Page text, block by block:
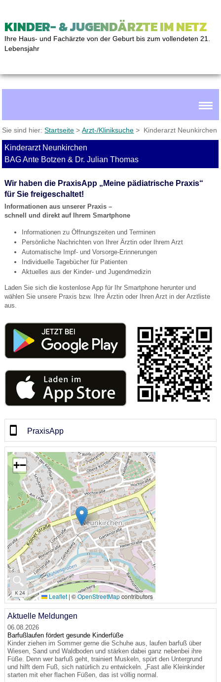
KINDER- & JUGENDÄRZTE IM NETZ
Ihre Haus- und Fachärzte von der Geburt bis zum vollendeten 21.
Lebensjahr
Sie sind hier:Startseite >Arzt-/Kliniksuche > Kinderarzt Neunkirchen
Kinderarzt Neunkirchen
BAG Ante Botzen & Dr. Julian Thomas
Wir haben die PraxisApp „Meine pädiatrische Praxis“
für Sie freigeschaltet!
Informationen aus unserer Praxis –
schnell und direkt auf Ihrem Smartphone
Informationen zu Öffnungszeiten und Terminen
Persönliche Nachrichten von Ihrer Ärztin oder Ihrem Arzt
Automatische Impf- und Vorsorge-Erinnerungen
Individuelle Tagebücher für Patienten
Aktuelles aus der Kinder- und Jugendmedizin
Laden Sie sich die kostenlose App für Ihr Smartphone herunter und
wählen Sie unsere Praxis bzw. Ihre Ärztin oder Ihren Arzt in der Arztliste
aus.
PraxisApp
🔍
+−
Leaflet |©OpenStreetMapcontributors
Aktuelle Meldungen
06.08.2026
Barfußlaufen fördert gesunde Kinderfüße
Kinder ziehen im Sommer gerne die Schuhe aus, laufen barfuß über
Wiesen, Sand und Waldboden und stärken dabei ganz nebenbei ihre
Füße. Denn wer barfuß geht, trainiert Muskeln, spürt den Untergrund
und hilft dem Fuß, sich natürlich zu entwickeln. „Fast alle Kleinkinder
starten mit eher flachen Füßen, das ist völlig normal.